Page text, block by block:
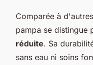
Comparée à
pampa se distingue
réduite. Sa
sans eau ni soins